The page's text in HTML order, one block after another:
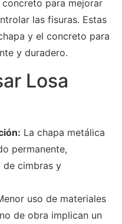
para mejorar
las fisuras. Estas
y el concreto para
y duradero.
Losa
La chapa metálica
permanente,
de cimbras y
uso de materiales
de obra implican un